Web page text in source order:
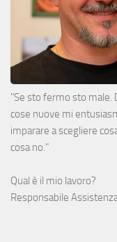
"Se sto fermo sto male.
cose nuove mi
imparare a scegliere
cosa no."
Qual è il mio lavoro?
Responsabile